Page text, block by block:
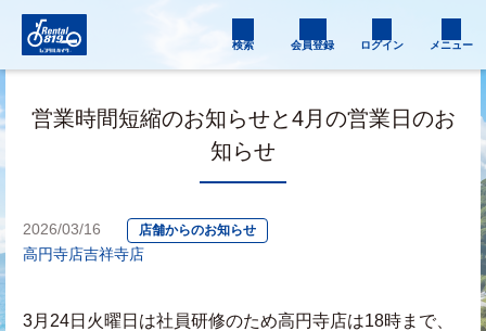
検索 会員登録 ログイン メニュー
営業時間短縮のお知らせと4月の営業日のお
知らせ
2026/03/16 店舗からのお知らせ
高円寺店吉祥寺店
3月24日火曜日は社員研修のため高円寺店は18時まで、